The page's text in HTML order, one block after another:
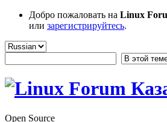
Добро пожаловать на Linux
или зарегистрируйтесь.
Open Source